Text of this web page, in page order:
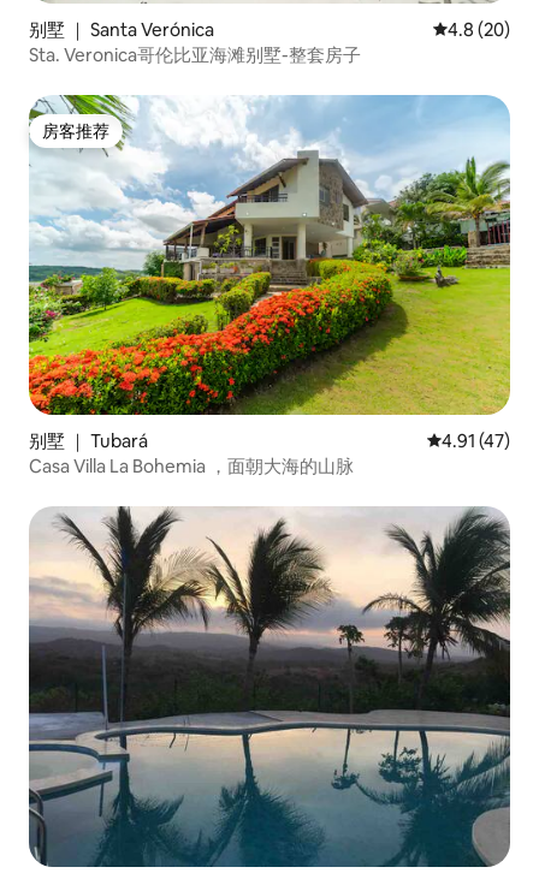
别墅 ｜ Santa Verónica 平均评分
4.8 (20)
Sta. Veronica哥伦比亚海滩别墅-整套房子
房客推荐
房客推荐
别墅 ｜ Tubará 平均评分
4.91 (47)
Casa Villa La Bohemia ，面朝大海的山脉